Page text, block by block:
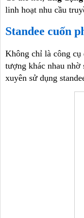
linh hoạt nhu cầu
Standee cuốn
Không chỉ là công cụ
tượng khác nhau
xuyên sử dụng